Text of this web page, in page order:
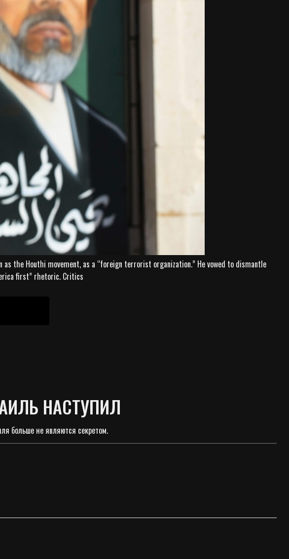
as the Houthi movement, as a “foreign terrorist organization.” He vowed to dismantle
first” rhetoric. Critics
НАСТУПИЛ
больше не являются секретом.